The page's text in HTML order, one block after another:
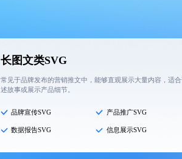
长图文类SVG
常见于品牌发布的营销推文中，能够直观展示大量内容，适
述故事或展示产品细节。
品牌宣传SVG 产品推广SVG
数据报告SVG 信息展示SVG